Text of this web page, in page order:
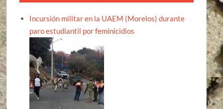
Incursión militar en la UAEM (Morelos) durante
paro estudiantil por feminicidios